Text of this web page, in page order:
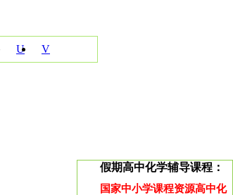
U V
假期高中化学辅导课程：
国家中小学课程资源高中化